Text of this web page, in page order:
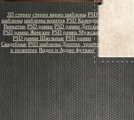
3D стерео стерео варио шаблоны PSD
шаблоны шаблоны визиток PSD Календари
Виньетки PSD рамки PSD рамки Детские
PSD рамки Женские PSD рамки Мужские
PSD рамки Школьные PSD рамки
Свадебные PSD шаблоны Диптих, триптих
и полиптих Видео и Аудио футажи